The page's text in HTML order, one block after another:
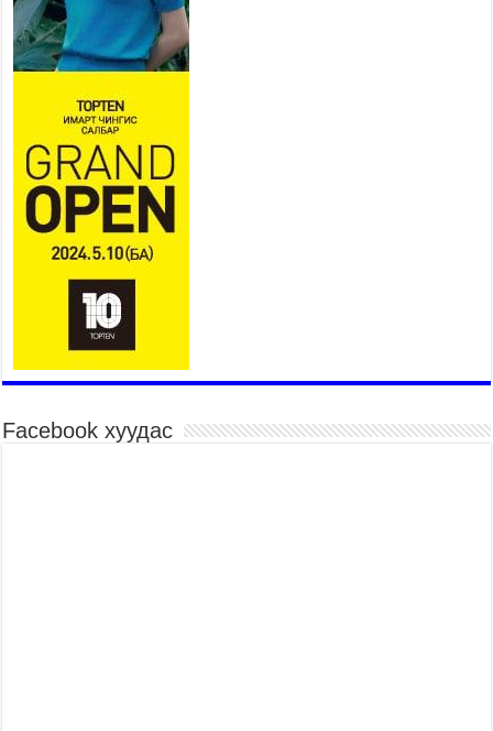
оролцож байна
2026 оны 7 сар 15 / 11 цаг 51 минут
Шагайн харвааны насанд хүрэгчдийн багийн
шилдгүүд шалгарав
2026 оны 7 сар 15 / 11 цаг 45 минут
Үндэсний их баяр наадмын сур харвааны
шагналыг нийслэлийн Засаг дарга бөгөөд
Улаанбаатар хотын Захирагч Б.Пүрэвдагва
гардууллаа
2026 оны 7 сар 15 / 11 цаг 41 минут
Нийслэлийн Эрүүл мэндийн газраас 45 баг
иргэдэд тусламж, үйлчилгээ үзүүлж байна
2026 оны 7 сар 15 / 11 цаг 30 минут
үргэлжилж байна
Төв цэнгэлдэх орчмын цэвэрлэгээ, үйлчилгээнд
Facebook хуудас